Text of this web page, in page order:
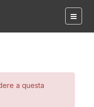
a questa